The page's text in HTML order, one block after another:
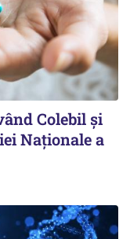
Colebil și
Naționale a